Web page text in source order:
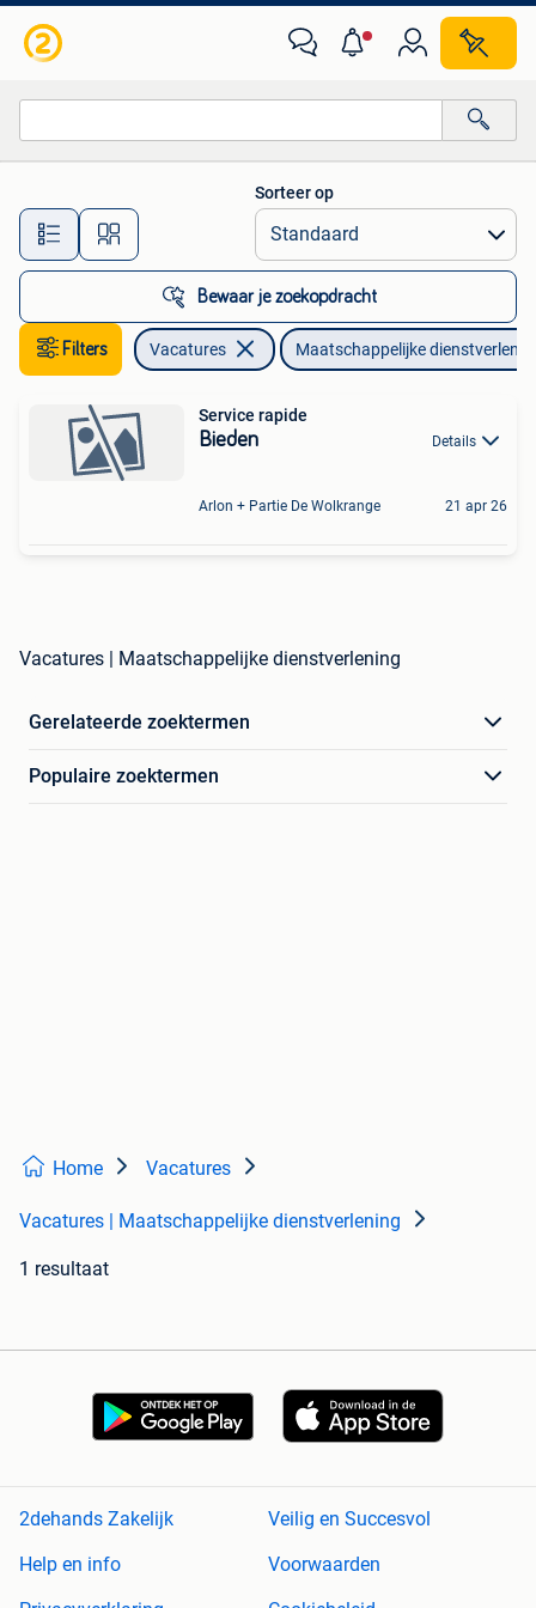
Alle afstanden…
Sorteer op
Bewaar je zoekopdracht
Filters Vacatures Maatschappelijke
Service rapide
Bieden Details
Arlon + Partie De Wolkrange 21 apr 26
Vacatures | Maatschappelijke dienstverlening
Gerelateerde zoektermen
Populaire zoektermen
Home Vacatures
Vacatures | Maatschappelijke dienstverlening
1 resultaat
2dehands Zakelijk
Veilig en Succesvol
Help en info
Voorwaarden